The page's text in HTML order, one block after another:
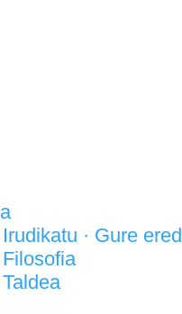
Irudikatu · Gure
Filosofia
Taldea